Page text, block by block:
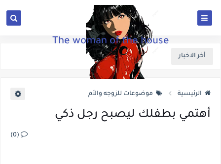
The woman of the house
أخر الاخبار
الرئيسية موضوعات للزوجه والأم
أهتمي بطفلك ليصبح رجل ذكي
(0)